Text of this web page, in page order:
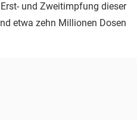
und Zweitimpfung dieser
etwa zehn Millionen Dosen